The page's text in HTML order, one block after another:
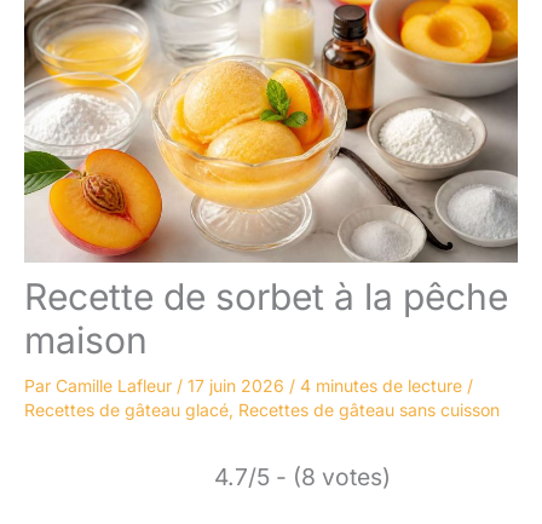
Recette de sorbet à la pêche
maison
Par Camille Lafleur / 17 juin 2026 / 4 minutes de lecture /
Recettes de gâteau glacé, Recettes de gâteau sans cuisson
4.7/5 - (8 votes)